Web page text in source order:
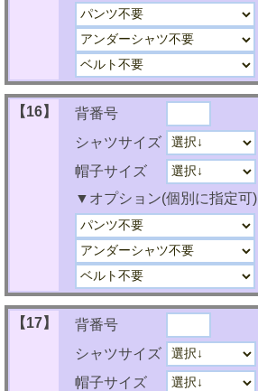
【16】
背番号
シャツサイズ
帽子サイズ
▼オプション(個別に指定可)
【17】
背番号
シャツサイズ
帽子サイズ